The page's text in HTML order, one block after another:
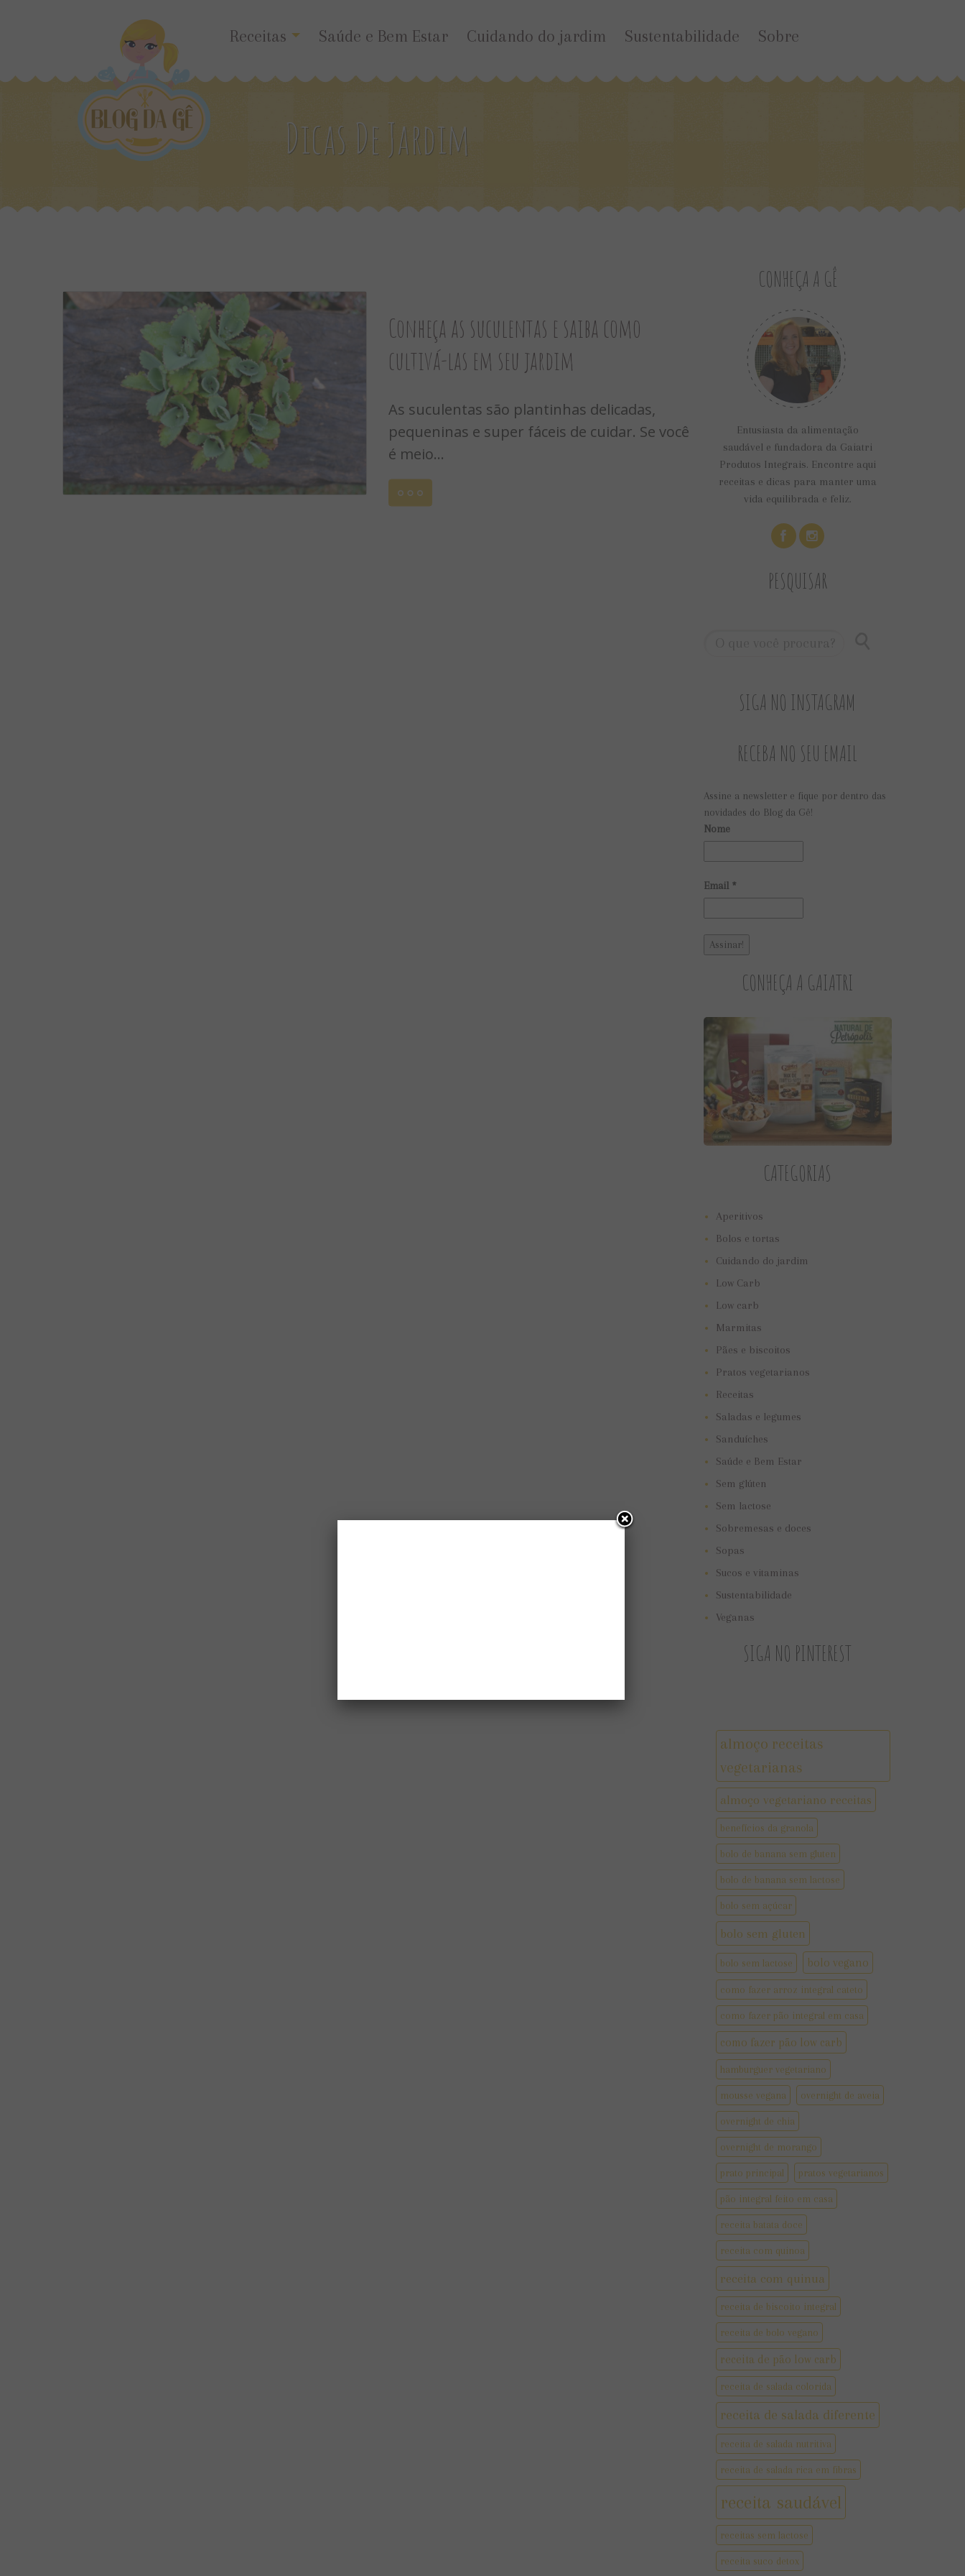
Receitas Saúde e Bem Estar Cuidando do jardim Sustentabilidade Sobre
Dicas De Jardim
Conheça as suculentas e saiba como
cultivá-las em seu jardim
As suculentas são plantinhas delicadas,
pequeninas e super fáceis de cuidar. Se você
é meio...
Leia
CONHEÇA A GÊ
Entusiasta da alimentação
saudável e fundadora da Gaiatri
Produtos Integrais. Encontre aqui
receitas e dicas para manter uma
vida equilibrada e feliz.
PESQUISAR
SIGA NO INSTAGRAM
RECEBA NO SEU EMAIL
Assine a newsletter e fique por dentro das
novidades do Blog da Gê!
Nome
Email *
CONHEÇA A GAIATRI
CATEGORIAS
Aperitivos
Bolos e tortas
Cuidando do jardim
Low Carb
Low carb
Marmitas
Pães e biscoitos
Pratos vegetarianos
Receitas
Saladas e legumes
Sanduíches
Saúde e Bem Estar
Sem glúten
Sem lactose
Sobremesas e doces
Sopas
Sucos e vitaminas
Sustentabilidade
Veganas
SIGA NO PINTEREST
almoço receitas
vegetarianas
almoço vegetariano receitas
benefícios da granola
bolo de banana sem gluten
bolo de banana sem lactose
bolo sem açúcar
bolo sem gluten
bolo sem lactose bolo vegano
como fazer arroz integral cateto
como fazer pão integral em casa
como fazer pão low carb
hamburguer vegetariano
mousse vegana overnight de aveia
overnight de chia
overnight de morango
prato principal pratos vegetarianos
pão integral feito em casa
receita batata doce
receita com quinoa
receita com quinua
receita de biscoito integral
receita de bolo vegano
receita de pão low carb
receita de salada colorida
receita de salada diferente
receita de salada nutritiva
receita de salada rica em fibras
receita saudável
receitas sem lactose
receita suco detox